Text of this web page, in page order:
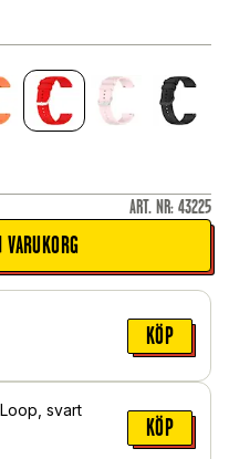
ART. NR: 43225
KÖP
svart
KÖP